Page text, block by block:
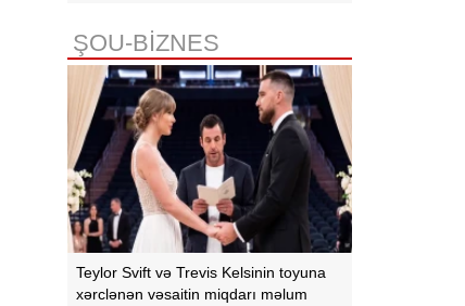
ŞOU-BİZNES
Teylor Svift və Trevis Kelsinin toyuna
xərclənən vəsaitin miqdarı məlum